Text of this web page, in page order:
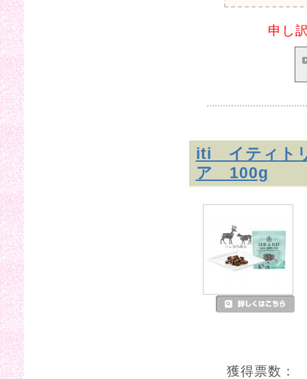
申し
iti イティト
ア 100g
獲得票数：